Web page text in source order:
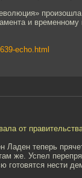
и
echo.html
от
теперь
же. Успел
готовятся нести